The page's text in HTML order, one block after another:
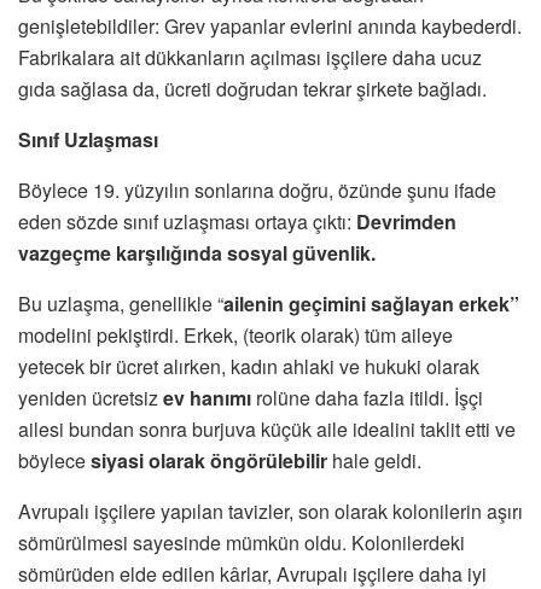
genişletebildiler: Grev yapanlar evlerini anında kaybederdi.
Fabrikalara ait dükkanların açılması işçilere daha ucuz
gıda sağlasa da, ücreti doğrudan tekrar şirkete bağladı.
Sınıf Uzlaşması
Böylece 19. yüzyılın sonlarına doğru, özünde şunu ifade
eden sözde sınıf uzlaşması ortaya çıktı: Devrimden
vazgeçme karşılığında sosyal güvenlik.
Bu uzlaşma, genellikle “ailenin geçimini sağlayan erkek”
modelini pekiştirdi. Erkek, (teorik olarak) tüm aileye
yetecek bir ücret alırken, kadın ahlaki ve hukuki olarak
yeniden ücretsizev hanımı rolüne daha fazla itildi. İşçi
ailesi bundan sonra burjuva küçük aile idealini taklit etti ve
böylecesiyasi olarak öngörülebilir hale geldi.
Avrupalı işçilere yapılan tavizler, son olarak kolonilerin aşırı
sömürülmesi sayesinde mümkün oldu. Kolonilerdeki
sömürüden elde edilen kârlar, Avrupalı işçilere daha iyi